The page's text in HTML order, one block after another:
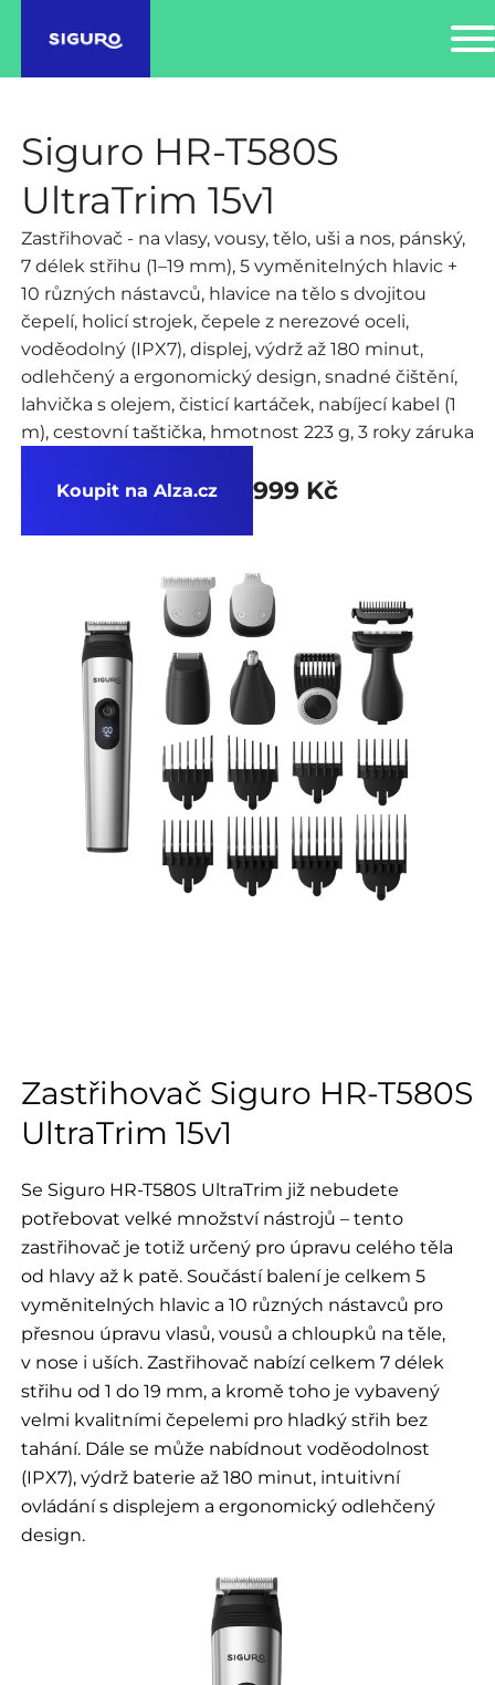
Siguro HR-T580S
UltraTrim 15v1
Zastřihovač - na vlasy, vousy, tělo, uši a nos, pánský,
7 délek střihu (1–19 mm), 5 vyměnitelných hlavic +
10 různých nástavců, hlavice na tělo s dvojitou
čepelí, holicí strojek, čepele z nerezové oceli,
voděodolný (IPX7), displej, výdrž až 180 minut,
odlehčený a ergonomický design, snadné čištění,
lahvička s olejem, čisticí kartáček, nabíjecí kabel (1
m), cestovní taštička, hmotnost 223 g, 3 roky záruka
Koupit na Alza.cz 999 Kč
Zastřihovač Siguro HR-T580S
UltraTrim 15v1
Se Siguro HR-T580S UltraTrim již nebudete
potřebovat velké množství nástrojů – tento
zastřihovač je totiž určený pro úpravu celého těla
od hlavy až k patě. Součástí balení je celkem 5
vyměnitelných hlavic a 10 různých nástavců pro
přesnou úpravu vlasů, vousů a chloupků na těle,
v nose i uších. Zastřihovač nabízí celkem 7 délek
střihu od 1 do 19 mm, a kromě toho je vybavený
velmi kvalitními čepelemi pro hladký střih bez
tahání. Dále se může nabídnout voděodolnost
(IPX7), výdrž baterie až 180 minut, intuitivní
ovládání s displejem a ergonomický odlehčený
design.